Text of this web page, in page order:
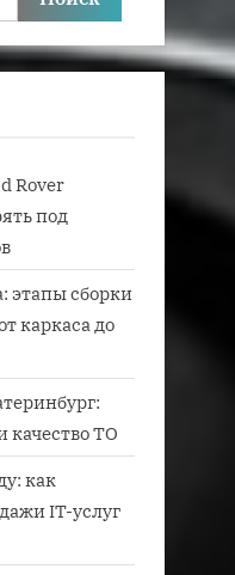
Rover
под
этапы сборки
каркаса до
качество ТО
как
IT-услуг